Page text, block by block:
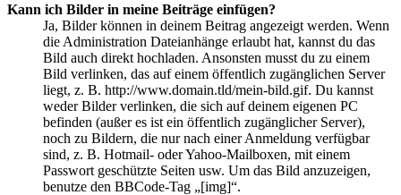
Kann ich Bilder in meine Beiträge einfügen?
Ja, Bilder können in deinem Beitrag angezeigt werden. Wenn
die Administration Dateianhänge erlaubt hat, kannst du das
Bild auch direkt hochladen. Ansonsten musst du zu einem
Bild verlinken, das auf einem öffentlich zugänglichen Server
liegt, z. B. http://www.domain.tld/mein-bild.gif. Du kannst
weder Bilder verlinken, die sich auf deinem eigenen PC
befinden (außer es ist ein öffentlich zugänglicher Server),
noch zu Bildern, die nur nach einer Anmeldung verfügbar
sind, z. B. Hotmail- oder Yahoo-Mailboxen, mit einem
Passwort geschützte Seiten usw. Um das Bild anzuzeigen,
benutze den BBCode-Tag „[img]“.